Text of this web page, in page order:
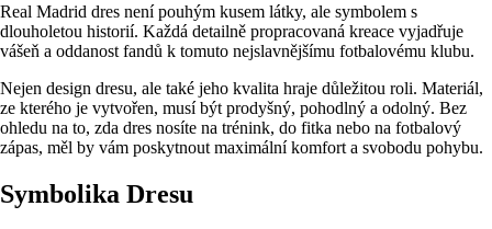
Real Madrid dres není pouhým kusem látky, ale symbolem s
dlouholetou historií. Každá detailně propracovaná kreace vyjadřuje
vášeň a oddanost fandů k tomuto nejslavnějšímu fotbalovému klubu.
Nejen design dresu, ale také jeho kvalita hraje důležitou roli. Materiál,
ze kterého je vytvořen, musí být prodyšný, pohodlný a odolný. Bez
ohledu na to, zda dres nosíte na trénink, do fitka nebo na fotbalový
zápas, měl by vám poskytnout maximální komfort a svobodu pohybu.
Symbolika Dresu